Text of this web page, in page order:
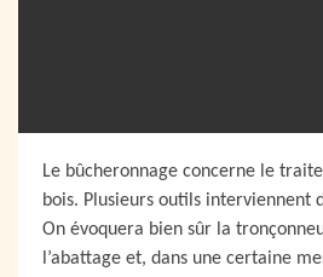
Le bûcheronnage concerne le
bois. Plusieurs outils interviennent
On évoquera bien sûr la
l’abattage et, dans une certaine